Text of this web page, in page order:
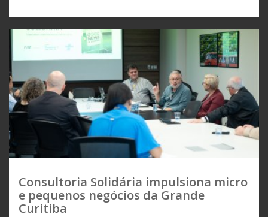
Consultoria Solidária impulsiona micro
e pequenos negócios da Grande
Curitiba